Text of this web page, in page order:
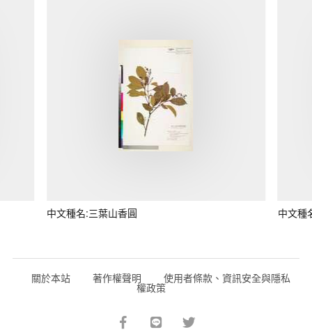
中文種名:三葉山香圓 中文種
關於本站 著作權聲明 使用者條款、資訊安全與隱私
權政策